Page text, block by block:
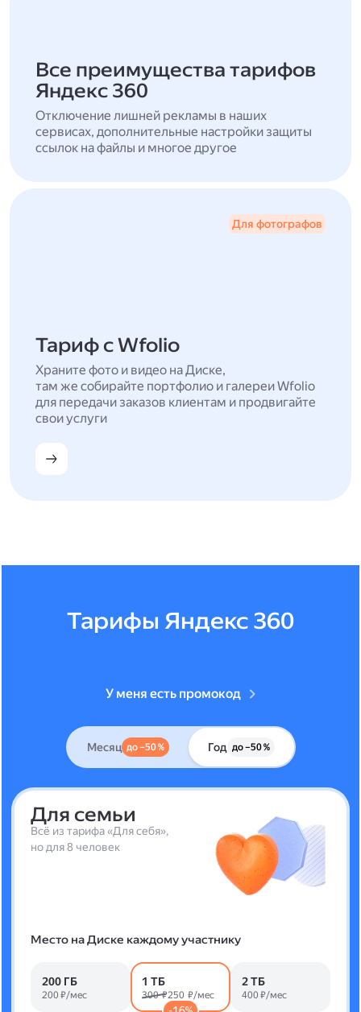
Тариф с Wfolio
Храните фото и видео на Диске,
там же собирайте портфолио и галереи Wfolio
для передачи заказов клиентам и продвигайте
свои услуги
Для фотографов
Все преимущества тарифов
Яндекс 360
Отключение лишней рекламы в наших
сервисах, дополнительные настройки защиты
ссылок на файлы и многое другое
Тарифы Яндекс 360
У меня есть промокод
Месяц до –50 % Год до –50 %
Для семьи
Всё из тарифа «Для себя»,
но для 8 человек
Место на Диске каждому участнику
200 ГБ
200 ₽/мес
1 ТБ
300 ₽250 ₽/мес
2 ТБ
400 ₽/мес